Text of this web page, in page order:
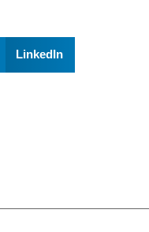
LinkedIn